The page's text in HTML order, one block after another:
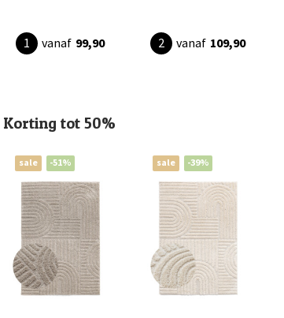
vanaf 99,90 vanaf 109,90
Korting tot 50%
sale -51% sale -39%